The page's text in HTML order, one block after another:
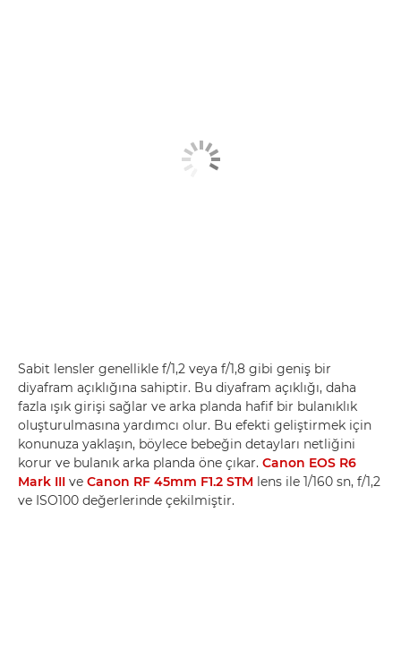
Sabit lensler genellikle f/1,2 veya f/1,8 gibi geniş bir
diyafram açıklığına sahiptir. Bu diyafram açıklığı, daha
fazla ışık girişi sağlar ve arka planda hafif bir bulanıklık
oluşturulmasına yardımcı olur. Bu efekti geliştirmek için
konunuza yaklaşın, böylece bebeğin detayları netliğini
korur ve bulanık arka planda öne çıkar. Canon EOS R6
Mark III ve Canon RF 45mm F1.2 STM lens ile 1/160 sn, f/1,2
ve ISO100 değerlerinde çekilmiştir.